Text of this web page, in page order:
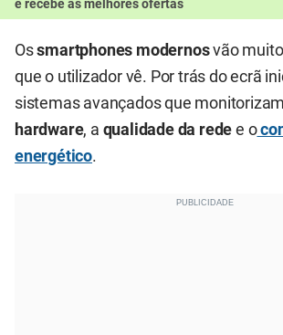
e recebe as melhores ofertas
Ossmartphones modernosvão
que o utilizador vê. Por trás do ecrã
sistemas avançados que
hardware, a qualidade da rede e o
energético.